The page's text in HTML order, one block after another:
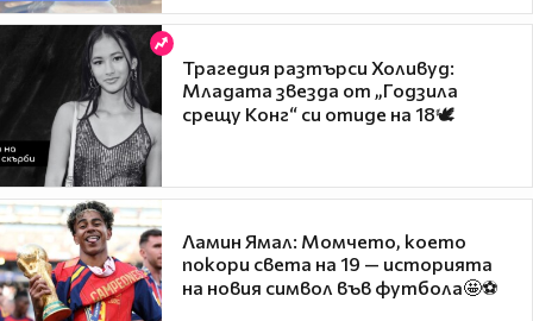
Трагедия разтърси Холивуд:
Младата звезда от „Годзила
срещу Конг“ си отиде на 18🕊️
Ламин Ямал: Момчето, което
покори света на 19 — историята
на новия символ във футбола🤩⚽